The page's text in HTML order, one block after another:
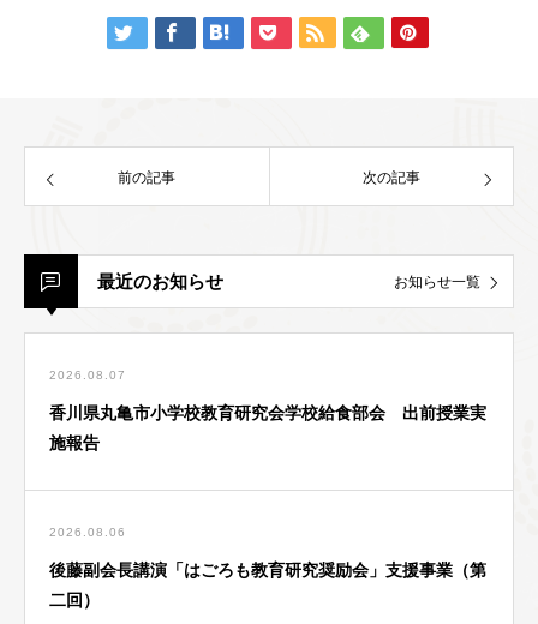
前の記事 次の記事
最近のお知らせ お知らせ一覧
2026.08.07
香川県丸亀市小学校教育研究会学校給食部会 出前授業実
施報告
2026.08.06
後藤副会長講演「はごろも教育研究奨励会」支援事業（第
二回）